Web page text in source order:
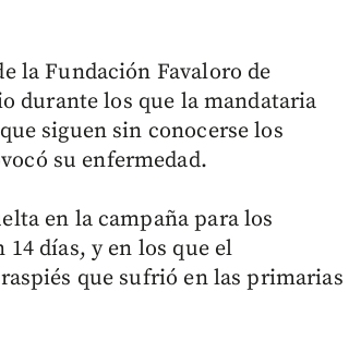
la Fundación Favaloro de
durante los que la mandataria
siguen sin conocerse los
su enfermedad.
en la campaña para los
días, y en los que el
que sufrió en las primarias